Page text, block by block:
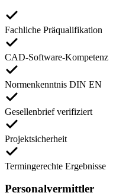
Fachliche Präqualifikation
CAD-Software-Kompetenz
Normenkenntnis DIN EN
Gesellenbrief verifiziert
Projektsicherheit
Termingerechte Ergebnisse
Personalvermittler